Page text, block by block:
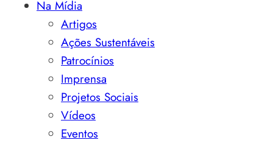
Na Mídia
Artigos
Ações Sustentáveis
Patrocínios
Imprensa
Projetos Sociais
Vídeos
Eventos